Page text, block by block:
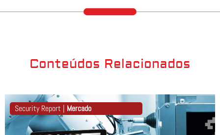
Conteúdos Relacionados
Security Report | Mercado